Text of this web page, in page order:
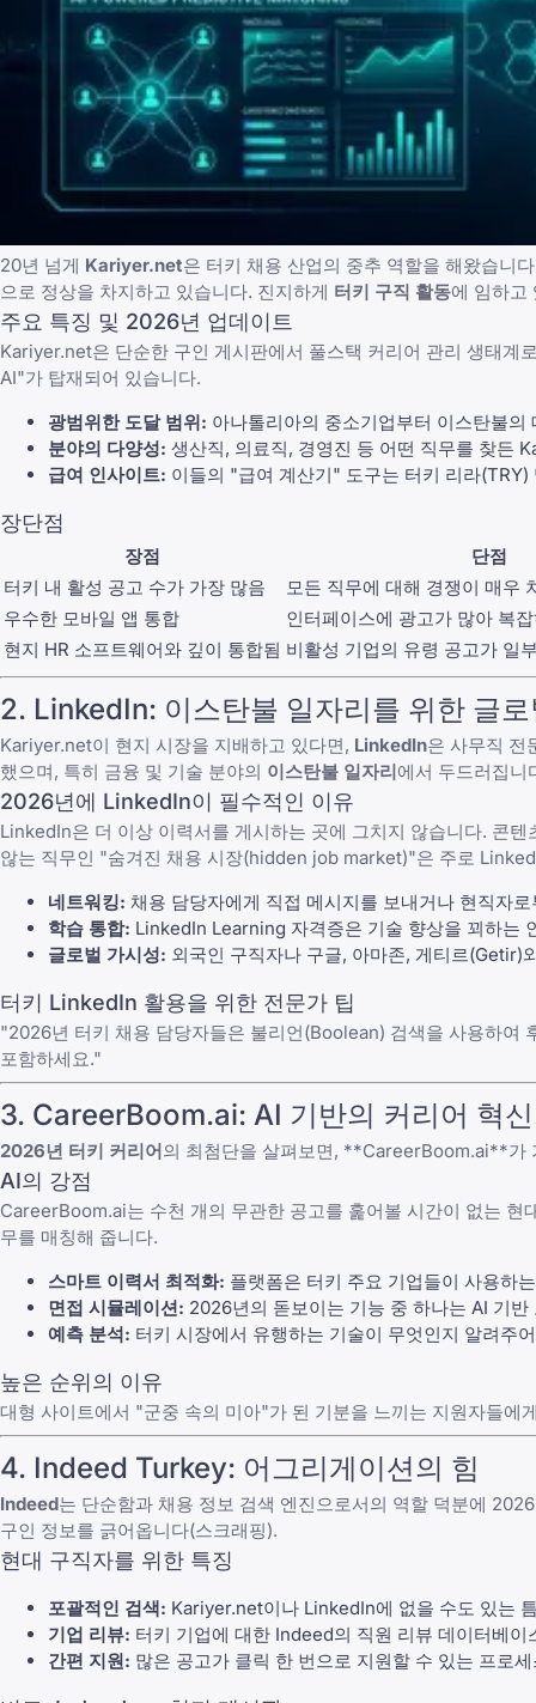
20년 넘게 Kariyer.net은 터키 채용 산업의 중추 역할을 해왔습니
으로 정상을 차지하고 있습니다. 진지하게 터키 구직 활동에 임하고
주요 특징 및 2026년 업데이트
Kariyer.net은 단순한 구인 게시판에서 풀스택 커리어 관리 생태
AI"가 탑재되어 있습니다.
광범위한 도달 범위: 아나톨리아의 중소기업부터 이스탄불
분야의 다양성: 생산직, 의료직, 경영진 등 어떤 직무를 찾든
급여 인사이트: 이들의 "급여 계산기" 도구는 터키 리라
장단점
장점
단점
터키 내 활성 공고 수가 가장 많음
모든 직무에 대해 경쟁이 매우
우수한 모바일 앱 통합
인터페이스에 광고가 많아 복
현지 HR 소프트웨어와 깊이 통합됨 비활성 기업의 유령 공고가 일
2. LinkedIn: 이스탄불 일자리를 위한 글
Kariyer.net이 현지 시장을 지배하고 있다면, LinkedIn은 사무직 전
했으며, 특히 금융 및 기술 분야의 이스탄불 일자리 에서 두드러집니
2026년에 LinkedIn이 필수적인 이유
LinkedIn은 더 이상 이력서를 게시하는 곳에 그치지 않습니다. 콘
않는 직무인 "숨겨진 채용 시장(hidden job market)"은 주로
네트워킹: 채용 담당자에게 직접 메시지를 보내거나 현직자
학습 통합: LinkedIn Learning 자격증은 기술 향상을 꾀하는
글로벌 가시성: 외국인 구직자나 구글, 아마존, 게티르(Getir)
터키 LinkedIn 활용을 위한 전문가 팁
"2026년 터키 채용 담당자들은 불리언(Boolean) 검색을 사용하
포함하세요."
3. CareerBoom.ai: AI 기반의 커리어 혁
2026년 터키 커리어 의 최첨단을 살펴보면, **CareerBoom.ai**가
AI의 강점
CareerBoom.ai는 수천 개의 무관한 공고를 훑어볼 시간이 없는
무를 매칭해 줍니다.
스마트 이력서 최적화: 플랫폼은 터키 주요 기업들이 사용하
면접 시뮬레이션: 2026년의 돋보이는 기능 중 하나는 AI 기
예측 분석: 터키 시장에서 유행하는 기술이 무엇인지 알려주
높은 순위의 이유
대형 사이트에서 "군중 속의 미아"가 된 기분을 느끼는 지원자들
4. Indeed Turkey: 어그리게이션의 힘
Indeed는 단순함과 채용 정보 검색 엔진으로서의 역할 덕분에
구인 정보를 긁어옵니다(스크래핑).
현대 구직자를 위한 특징
포괄적인 검색: Kariyer.net이나 LinkedIn에 없을 수도 있는
기업 리뷰: 터키 기업에 대한 Indeed의 직원 리뷰 데이터베
간편 지원: 많은 공고가 클릭 한 번으로 지원할 수 있는 프로